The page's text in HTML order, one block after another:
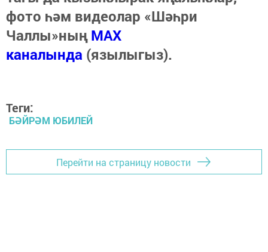
фото һәм видеолар «Шәһри
Чаллы»ныңMAX
каналында (язылыгыз).
Теги:
БӘЙРӘМ ЮБИЛЕЙ
Перейти на страницу новости